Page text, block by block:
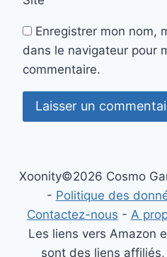
Enregistrer mon nom,
dans le navigateur pour
commentaire.
Xoonity©2026 Cosmo
- Politique des
Contactez-nous - A
Les liens vers Amazon
sont des liens